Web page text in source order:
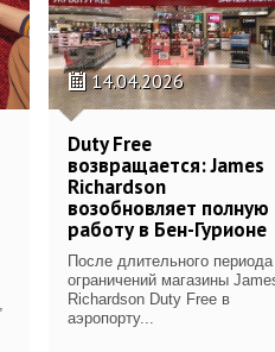
14.04.2026
Duty Free
возвращается: James
Richardson
возобновляет полную
работу в Бен-Гурионе
После длительного периода
ограничений магазины
Richardson Duty Free в
аэропорту...